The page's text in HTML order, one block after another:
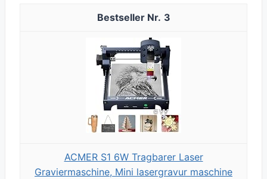
3
ACMER S1 6W Tragbarer Laser
Graviermaschine, Mini lasergravur maschine